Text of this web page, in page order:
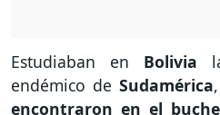
Estudiaban en Bolivia
endémico de Sudamérica
encontraron en el